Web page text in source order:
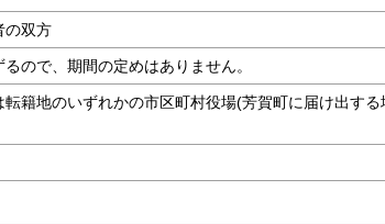
の双方
ので、期間の定めはありません。
籍地のいずれかの市区町村役場(芳賀町に届け出する